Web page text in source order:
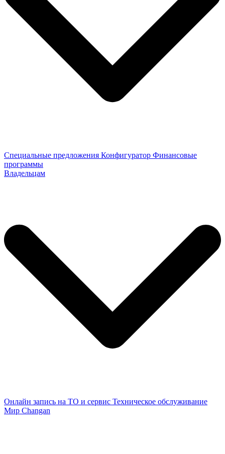
Специальные предложения Конфигуратор Финансовые
программы
Владельцам
Онлайн запись на ТО и сервис Техническое обслуживание
Мир Changan